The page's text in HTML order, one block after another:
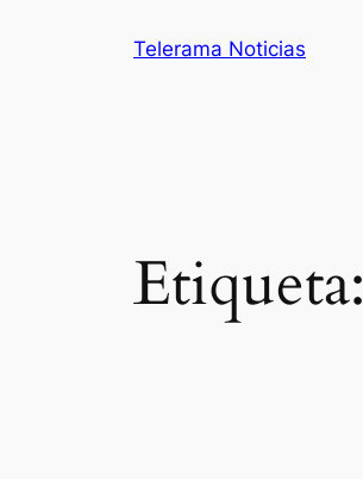
Telerama Noticias
Etiqueta: